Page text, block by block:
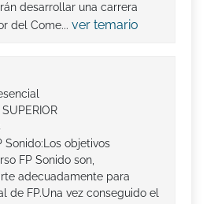
desarrollar una carrera
del Come... ver temario
Sonido:Los objetivos
FP Sonido son,
adecuadamente para
de FP.Una vez conseguido el